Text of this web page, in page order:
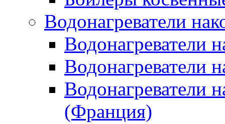
Водонагреватели
Водонагреватели
Водонагреватели
Водонагреватели
(Франция)